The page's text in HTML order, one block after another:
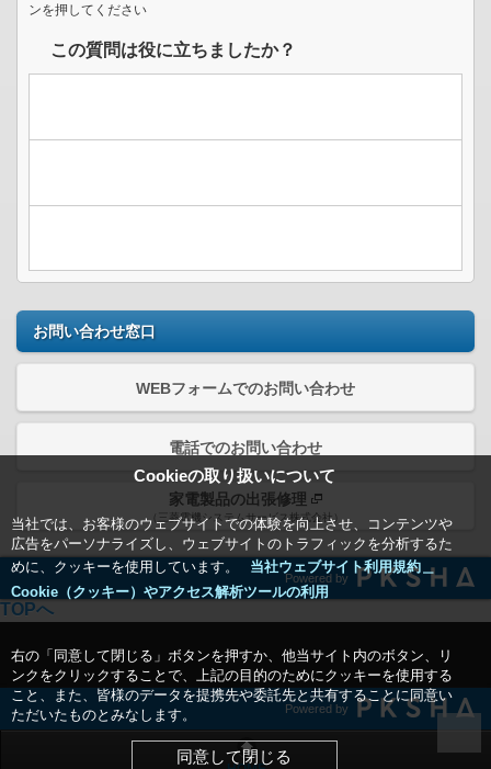
Cookieの取り扱いについて
当社では、お客様のウェブサイトでの体験を向上させ、コンテンツや
広告をパーソナライズし、ウェブサイトのトラフィックを分析するた
めに、クッキーを使用しています。
当社ウェブサイト利用規約＿
Cookie（クッキー）やアクセス解析ツールの利用
右の「同意して閉じる」ボタンを押すか、他当サイト内のボタン、リ
ンクをクリックすることで、上記の目的のためにクッキーを使用する
こと、また、皆様のデータを提携先や委託先と共有することに同意い
ただいたものとみなします。
同意して閉じる
ンを押してください
この質問は役に立ちましたか？
お問い合わせ窓口
WEBフォームでのお問い合わせ
電話でのお問い合わせ
家電製品の出張修理
（三菱電機システムサービス株式会社）
Powered by
TOPへ
Powered by